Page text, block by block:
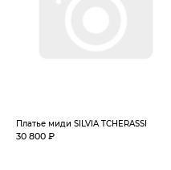
Платье миди SILVIA TCHERASSI
30 800 ₽